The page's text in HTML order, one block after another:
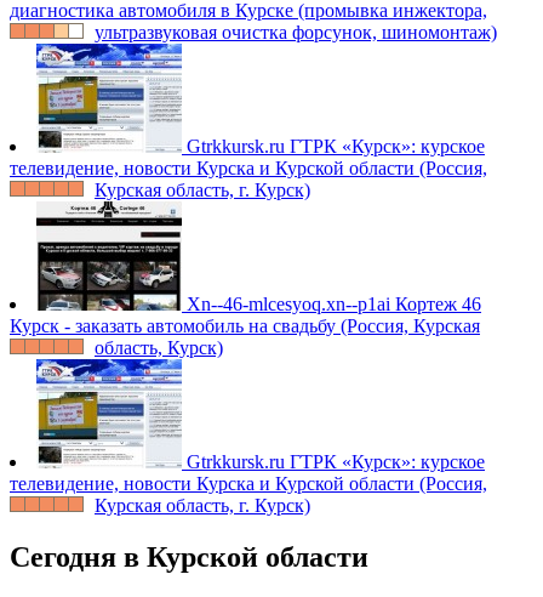
диагностика автомобиля в Курске (промывка инжектора,
ультразвуковая очистка форсунок, шиномонтаж)
Gtrkkursk.ru ГТРК «Курск»: курское
телевидение, новости Курска и Курской области (Россия,
Курская область, г. Курск)
Xn--46-mlcesyoq.xn--p1ai Кортеж 46
Курск - заказать автомобиль на свадьбу (Россия, Курская
область, Курск)
Gtrkkursk.ru ГТРК «Курск»: курское
телевидение, новости Курска и Курской области (Россия,
Курская область, г. Курск)
Сегодня в Курской области